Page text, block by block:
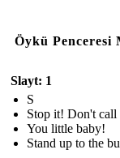
Öykü Penceresi
Slayt: 1
S
Stop it! Don't call
You little baby!
Stand up to the